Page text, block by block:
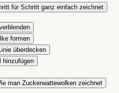
für Schritt ganz einfach zeichnet
formen
überdecken
hinzufügen
man Zuckerwattewolken zeichnet